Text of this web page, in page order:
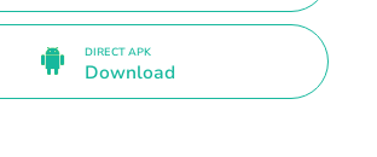
DIRECT APK
Download